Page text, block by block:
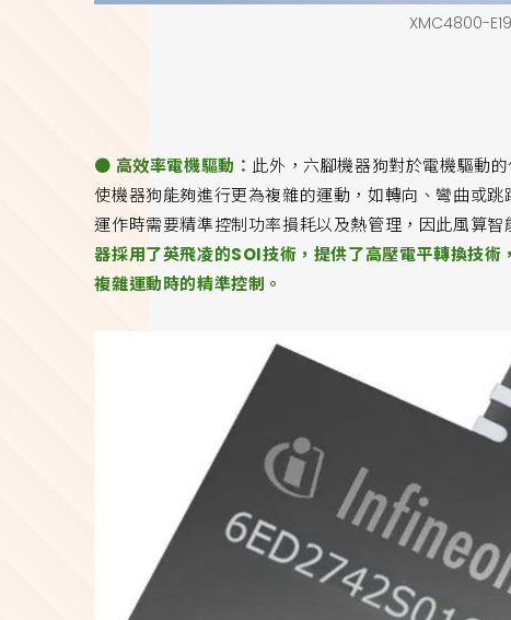
XMC4800-
● 高效率電機驅動： 此外，六腳機器狗對於電機驅動
使機器狗能夠進行更為複雜的運動，如轉向、彎曲或
運作時需要精準控制功率損耗以及熱管理，因此風算
器採用了英飛凌的SOI技術，提供了高壓電平轉換技
複雜運動時的精準控制。